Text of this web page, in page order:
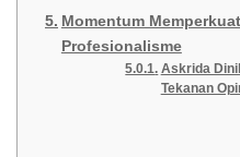
Momentum
Profesionalisme
Askrida
Tekanan